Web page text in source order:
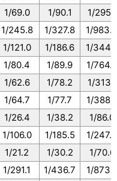
1/69.0 1/90.1
1/295.1
1/245.8 1/327.8
1/
1/121.0 1/186.6
1/
1/80.4 1/89.9
1/764.5
1/62.6 1/78.2
1/313.1
1/64.7 1/77.7
1/
1/26.4 1/38.2
1/86.0
1/106.0 1/185.5
1/247.3
1/21.2 1/30.2
1/70.6
1/291.1 1/436.7
1/